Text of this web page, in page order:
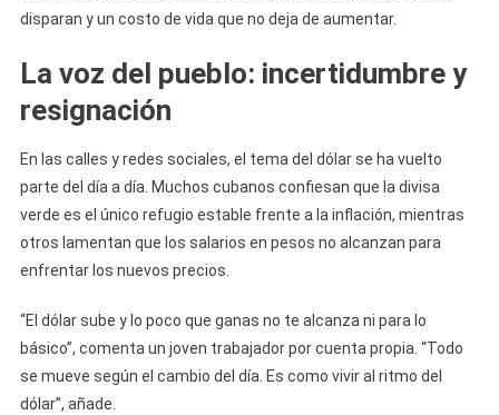
disparan y un costo de vida que no deja de aumentar.
La voz del pueblo: incertidumbre y
resignación
En las calles y redes sociales, el tema del dólar se ha vuelto
parte del día a día. Muchos cubanos confiesan que la divisa
verde es el único refugio estable frente a la inflación, mientras
otros lamentan que los salarios en pesos no alcanzan para
enfrentar los nuevos precios.
“El dólar sube y lo poco que ganas no te alcanza ni para lo
básico”, comenta un joven trabajador por cuenta propia. “Todo
se mueve según el cambio del día. Es como vivir al ritmo del
dólar”, añade.